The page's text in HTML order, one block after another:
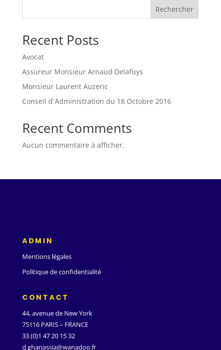
Rechercher
Recent Posts
Avocat
Assureur Monsieur Arnaud Delafuys
Monsieur Laurent Auzeric
Conseil d´Administration du 18 Octobre 2016
Recent Comments
Aucun commentaire à afficher.
ADMIN
Mentions légales
Politique de confidentialité
CONTACT
44, avenue de New York
75116 PARIS – FRANCE
33 (0)1 47 20 15 32
d.ghanassia@wanadoo.fr